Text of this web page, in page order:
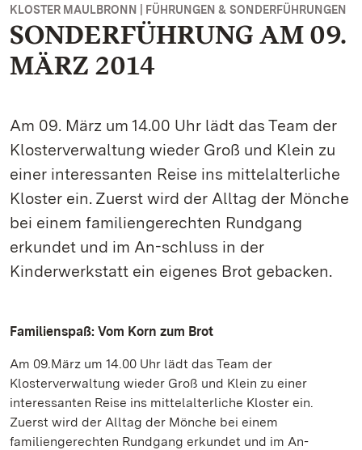
KLOSTER MAULBRONN | FÜHRUNGEN & SONDERFÜHRUNGEN
SONDERFÜHRUNG AM 09.
MÄRZ 2014
Am 09. März um 14.00 Uhr lädt das Team der
Klosterverwaltung wieder Groß und Klein zu
einer interessanten Reise ins mittelalterliche
Kloster ein. Zuerst wird der Alltag der Mönche
bei einem familiengerechten Rundgang
erkundet und im An-schluss in der
Kinderwerkstatt ein eigenes Brot gebacken.
Familienspaß: Vom Korn zum Brot
Am 09.März um 14.00 Uhr lädt das Team der
Klosterverwaltung wieder Groß und Klein zu einer
interessanten Reise ins mittelalterliche Kloster ein.
Zuerst wird der Alltag der Mönche bei einem
familiengerechten Rundgang erkundet und im An-